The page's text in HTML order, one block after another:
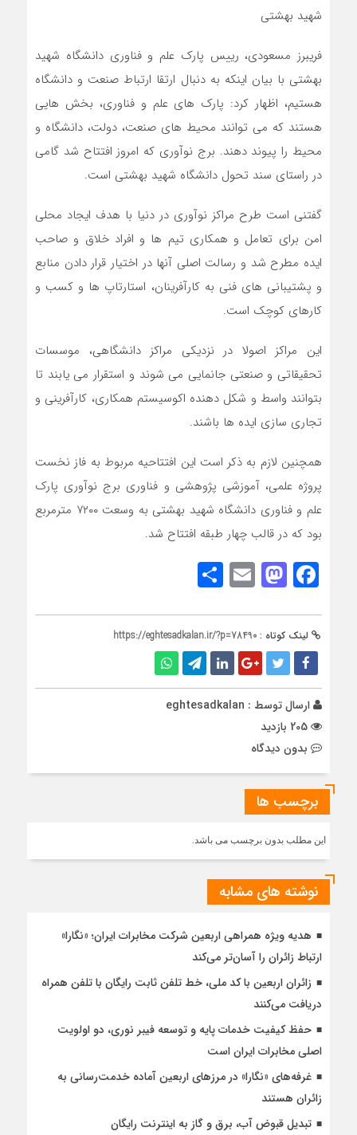
شهید بهشتی
فریبرز مسعودی، رییس پارک علم و فناوری دانشگاه شهید
بهشتی با بیان اینکه به دنبال ارتقا ارتباط صنعت و دانشگاه
هستیم، اظهار کرد: پارک های علم و فناوری، بخش هایی
هستند که می توانند محیط های صنعت، دولت، دانشگاه و
محیط را پیوند دهند. برج نوآوری که امروز افتتاح شد گامی
در راستای سند تحول دانشگاه شهید بهشتی است.
گفتنی است طرح مراکز نوآوری در دنیا با هدف ایجاد محلی
امن برای تعامل و همکاری تیم ها و افراد خلاق و صاحب
ایده مطرح شد و رسالت اصلی آنها در اختیار قرار دادن منابع
و پشتیبانی های فنی به کارآفرینان، استارتاپ ها و کسب و
کارهای کوچک است.
این مراکز اصولا در نزدیکی مراکز دانشگاهی، موسسات
تحقیقاتی و صنعتی جانمایی می شوند و استقرار می یابند تا
بتوانند واسط و شکل دهنده اکوسیستم همکاری، کارآفرینی و
تجاری سازی ایده ها باشند.
همچنین لازم به ذکر است این افتتاحیه مربوط به فاز نخست
پروژه علمی، آموزشی پژوهشی و فناوری برج نوآوری پارک
علم و فناوری دانشگاه شهید بهشتی به وسعت ۷۲۰۰ مترمربع
بود که در قالب چهار طبقه افتتاح شد.
Facebook
Mastodon
Email
لینک کوتاه : https://eghtesadkalan.ir/?p=78490
ارسال توسط : eghtesadkalan
بدون دیدگاه
برچسب ها
این مطلب بدون برچسب می باشد.
نوشته های مشابه
هدیه ویژه همراهی اربعین شرکت مخابرات ایران؛ «نگارا»
ارتباط زائران را آسان‌تر می‌کند
زائران اربعین با کد ملی، خط تلفن ثابت رایگان با تلفن همراه
دریافت می‌کنند
حفظ کیفیت خدمات پایه و توسعه فیبر نوری، دو اولویت
اصلی مخابرات ایران است
غرفه‌های «نگارا» در مرزهای اربعین آماده خدمت‌رسانی به
زائران هستند
تبدیل قبوض آب، برق و گاز به اینترنت رایگان